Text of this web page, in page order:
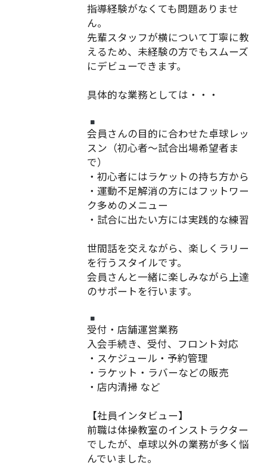
指導経験がなくても問題ありませ
ん。
先輩スタッフが横について丁寧に教
えるため、未経験の方でもスムーズ
にデビューできます。
具体的な業務としては・・・
会員さんの目的に合わせた卓球レッ
スン（初心者〜試合出場希望者ま
で）
・初心者にはラケットの持ち方から
・運動不足解消の方にはフットワー
ク多めのメニュー
・試合に出たい方には実践的な練習
世間話を交えながら、楽しくラリー
を行うスタイルです。
会員さんと一緒に楽しみながら上達
のサポートを行います。
受付・店舗運営業務
入会手続き、受付、フロント対応
・スケジュール・予約管理
・ラケット・ラバーなどの販売
・店内清掃 など
【社員インタビュー】
前職は体操教室のインストラクター
でしたが、卓球以外の業務が多く悩
んでいました。